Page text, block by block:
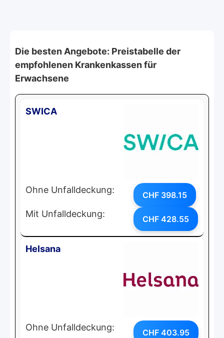
Die besten Angebote: Preistabelle der
empfohlenen Krankenkassen für
Erwachsene
SWICA
Ohne Unfalldeckung: CHF 398.15
Mit Unfalldeckung: CHF 428.55
Helsana
Ohne Unfalldeckung: CHF 403.95